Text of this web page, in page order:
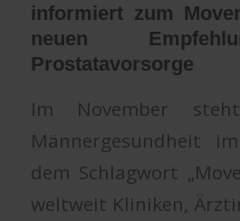
informiert zum
neuen
Prostatavorsorge
Im November
Männergesundheit
dem Schlagwort
weltweit Kliniken,